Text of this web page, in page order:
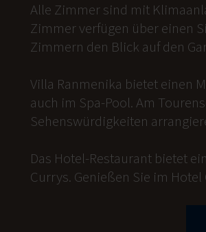
Alle Zimmer sind mit
Zimmer verfügen über einen
Zimmern den Blick auf den
Villa Ranmenika bietet einen
auch im Spa-Pool. Am
Sehenswürdigkeiten
Das Hotel-Restaurant bietet
Currys. Genießen Sie im